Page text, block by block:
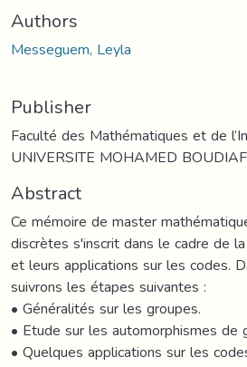
Authors
Messeguem, Leyla
Publisher
Faculté des Mathématiques et de
UNIVERSITE MOHAMED
Abstract
Ce mémoire de master
discrètes s'inscrit dans le cadre de
et leurs applications sur les codes.
suivrons les étapes suivantes :
• Généralités sur les groupes.
• Etude sur les automorphismes de
• Quelques applications sur les